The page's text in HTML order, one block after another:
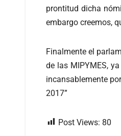
prontitud dicha
embargo creemos,
Finalmente el
de las MIPYMES,
incansablemente
2017”
Post Views: 80